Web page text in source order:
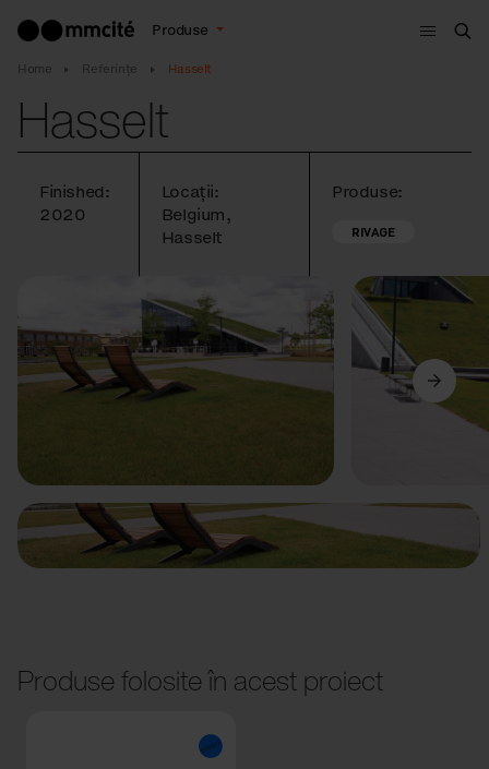
Produse
Meniu
Home Referințe Hasselt
Hasselt
Finished:
2020
Locații:
Belgium,
Hasselt
Produse:
RIVAGE
Produse folosite în acest proiect